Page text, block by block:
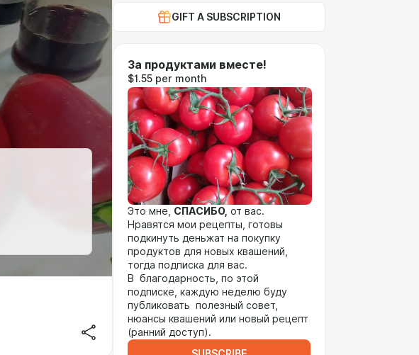
GIFT A SUBSCRIPTION
За продуктами вместе!
$1.55 per month
Это мне, СПАСИБО, от вас.
Нравятся мои рецепты, готовы
подкинуть деньжат на покупку
продуктов для новых квашений,
тогда подписка для вас.
В благодарность, по этой
подписке, каждую неделю буду
публиковать полезный совет,
нюансы квашений или новый рецепт
(ранний доступ).